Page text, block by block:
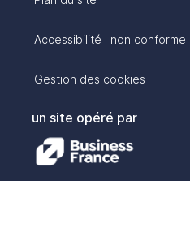
Accessibilité : non conforme
Gestion des cookies
un site opéré par
avec :